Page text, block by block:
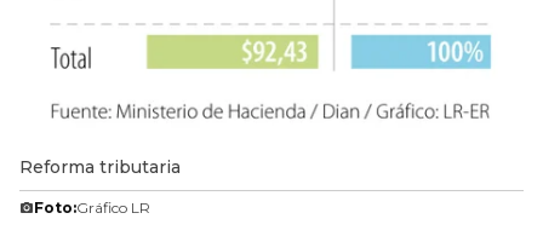
Reforma tributaria
Foto:Gráfico LR